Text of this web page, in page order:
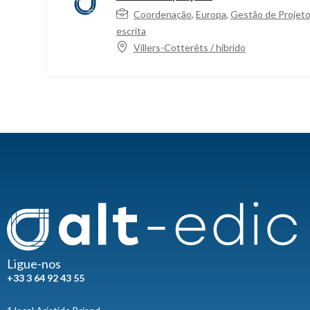
Coordenação, Europa, Gestão de
escrita
Villers-Cotterêts / híbrido
Ligue-nos
+33 3 64 92 43 55